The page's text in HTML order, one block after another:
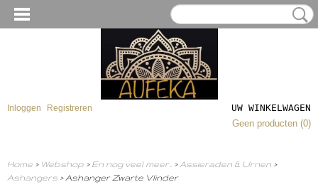
Inloggen Registreren
UW WINKELWAGEN
Geen producten (0)
Home > Webshop > En nog veel meer.. > Assieraden & Urnen >
Ashangers > Ashanger Zwarte Vlinder